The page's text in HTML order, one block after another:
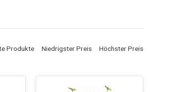
Produkte Niedrigster Preis Höchster Preis